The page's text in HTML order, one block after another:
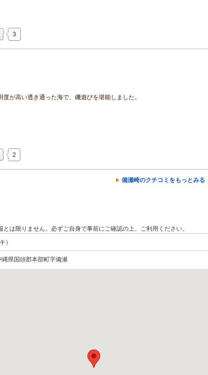
3
が高い透き通った海で、磯遊びを堪能しました。
2
備瀬崎のクチコミをもっとみる
は限りません。必ずご自身で事前にご確認の上、ご利用ください。
）
県国頭郡本部町字備瀬